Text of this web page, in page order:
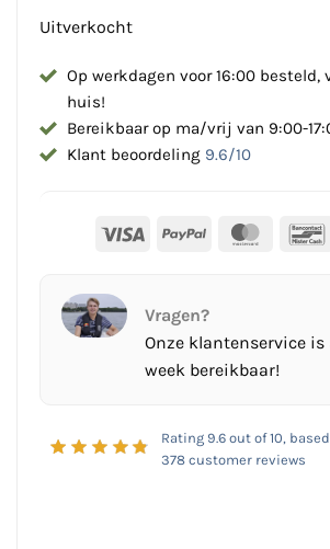
€129.90.
Uitverkocht
Op werkdagen voor 16:00 besteld,
huis!
Bereikbaar op ma/vrij van 9:00-
Klant beoordeling 9.6/10
Visa PayPal
Vragen?
Onze klantenservice is
week bereikbaar!
Rating 9.6out of 10,
378customer reviews